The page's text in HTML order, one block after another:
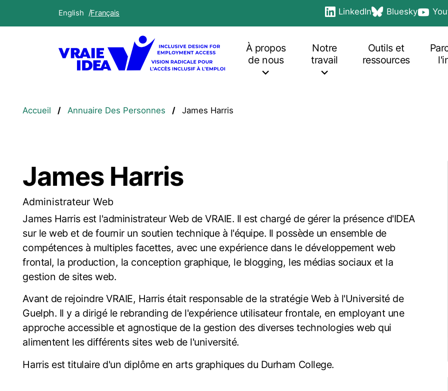
contenu
English Français
Social
links
LinkedIn
opens in a new tabBluesky
opens in a new tab
opens
navigationÀ propos
de nous
Notre
travail
Outils et
ressources
Fil
Accueil Annuaire Des Personnes James Harris
James Harris
Administrateur Web
James Harris est l'administrateur Web de VRAIE. Il est chargé de gérer la présence d'IDEA
sur le web et de fournir un soutien technique à l'équipe. Il possède un ensemble de
compétences à multiples facettes, avec une expérience dans le développement web
frontal, la production, la conception graphique, le blogging, les médias sociaux et la
gestion de sites web.
Avant de rejoindre VRAIE, Harris était responsable de la stratégie Web à l'Université de
Guelph. Il y a dirigé le rebranding de l'expérience utilisateur frontale, en employant une
approche accessible et agnostique de la gestion des diverses technologies web qui
alimentent les différents sites web de l'université.
Harris est titulaire d'un diplôme en arts graphiques du Durham College.